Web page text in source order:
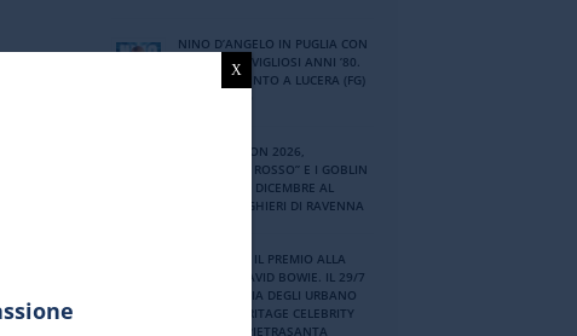
NINO DʼANGELO IN PUGLIA CON
I SUOI MERAVIGLIOSI ANNI ʼ80.
APPUNTAMENTO A LUCERA (FG)
IMAGINACTION 2026,
“PROFONDO ROSSO” E I GOBLIN
DAL VIVO L’8 DICEMBRE AL
TEATRO ALIGHIERI DI RAVENNA
A BUNGARO IL PREMIO ALLA
CARRIERA DAVID BOWIE. IL 29/7
LA CERIMONIA DEGLI URBANO
QUINTO HERITAGE CELEBRITY
AWARDS A MARINA DI PIETRASANTA
X